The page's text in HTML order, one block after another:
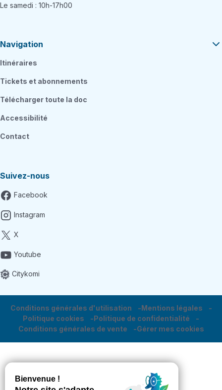
Le samedi : 10h-17h00
Navigation
Itinéraires
Tickets et abonnements
Télécharger toute la doc
Accessibilité
Contact
Suivez-nous
Facebook
Instagram
X
Youtube
Citykomi
Conditions générales d'utilisation
Mentions légales
Politique cookies
Politique de confidentialité
Conditions générales de vente
Gérer mes cookies